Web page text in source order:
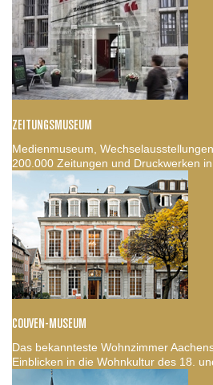
ZEITUNGSMUSEUM
Medienmuseum,
200.000 Zeitungen und Druckwerken
COUVEN-MUSEUM
Das bekannteste Wohnzimmer
Einblicken in die Wohnkultur des 18.